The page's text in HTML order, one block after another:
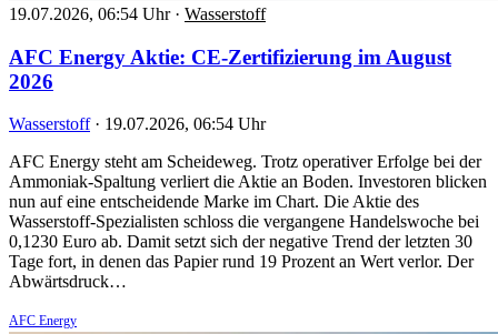
19.07.2026, 06:54 Uhr · Wasserstoff
AFC Energy Aktie: CE-Zertifizierung im August
2026
Wasserstoff · 19.07.2026, 06:54 Uhr
AFC Energy steht am Scheideweg. Trotz operativer Erfolge bei der
Ammoniak-Spaltung verliert die Aktie an Boden. Investoren blicken
nun auf eine entscheidende Marke im Chart. Die Aktie des
Wasserstoff-Spezialisten schloss die vergangene Handelswoche bei
0,1230 Euro ab. Damit setzt sich der negative Trend der letzten 30
Tage fort, in denen das Papier rund 19 Prozent an Wert verlor. Der
Abwärtsdruck…
AFC Energy